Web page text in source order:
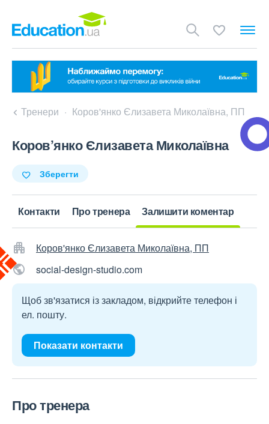
Тренери Коров'янко Єлизавета Миколаївна, ПП
Коров’янко Єлизавета Миколаївна
Зберегти
Контакти Про тренера Залишити коментар
Коров'янко Єлизавета Миколаївна, ПП
social-design-studio.com
Щоб зв'язатися із закладом, відкрийте телефон і
ел. пошту.
Показати контакти
Про тренера